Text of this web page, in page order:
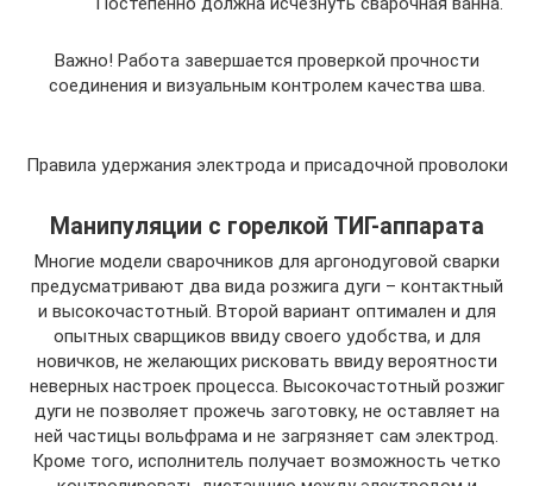
Важно! Работа завершается проверкой прочности
соединения и визуальным контролем качества шва.
Правила удержания электрода и присадочной проволоки
Манипуляции с горелкой ТИГ-аппарата
Многие модели сварочников для аргонодуговой сварки
предусматривают два вида розжига дуги – контактный
и высокочастотный. Второй вариант оптимален и для
опытных сварщиков ввиду своего удобства, и для
новичков, не желающих рисковать ввиду вероятности
неверных настроек процесса. Высокочастотный розжиг
дуги не позволяет прожечь заготовку, не оставляет на
ней частицы вольфрама и не загрязняет сам электрод.
Кроме того, исполнитель получает возможность четко